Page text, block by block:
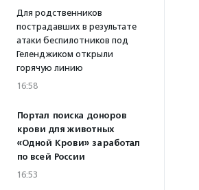
Для родственников
пострадавших в результате
атаки беспилотников под
Геленджиком открыли
горячую линию
16:58
Портал поиска доноров
крови для животных
«Одной Крови» заработал
по всей России
16:53